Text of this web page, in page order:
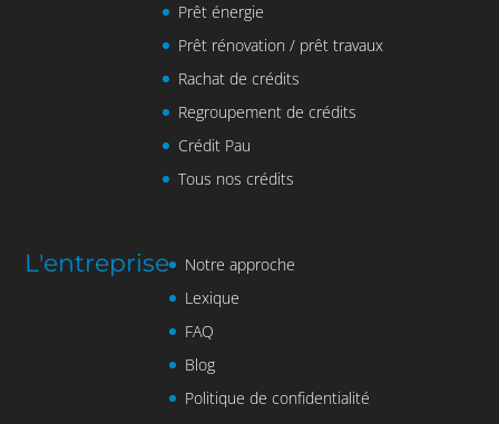
Prêt énergie
Prêt rénovation / prêt travaux
Rachat de crédits
Regroupement de crédits
Crédit Pau
Tous nos crédits
L'entreprise
Notre approche
Lexique
FAQ
Blog
Politique de confidentialité